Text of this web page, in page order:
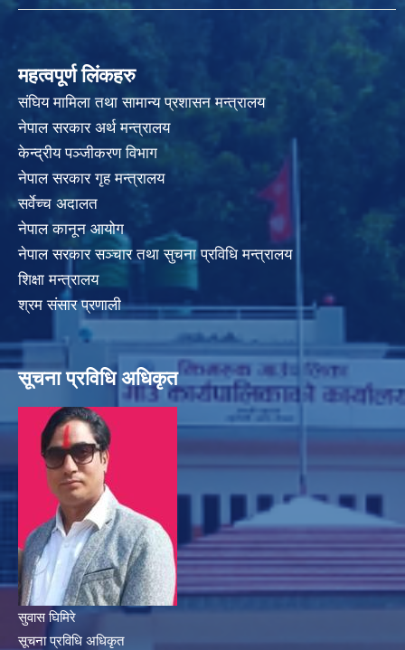
महत्वपूर्ण लिंकहरु
संघिय मामिला तथा सामान्य प्रशासन मन्त्रालय
नेपाल सरकार अर्थ मन्त्रालय
केन्द्रीय पञ्जीकरण विभाग
नेपाल सरकार गृह मन्त्रालय
सर्वेच्च अदालत
नेपाल कानून आयोग
नेपाल सरकार सञ्चार तथा सुचना प्रविधि मन्त्रालय
शिक्षा मन्त्रालय
श्रम संसार प्रणाली
सूचना प्रविधि अधिकृत
सुवास घिमिरे
सूचना प्रविधि अधिकृत